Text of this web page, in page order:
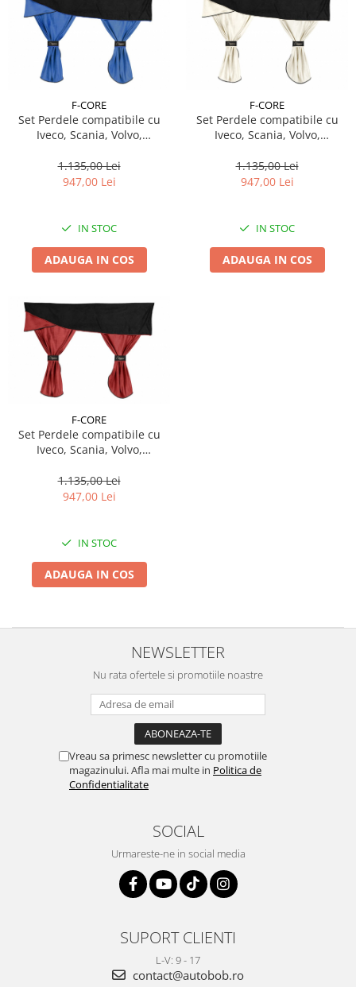
F-CORE
Set Perdele compatibile cu
Iveco, Scania, Volvo,
Ford - ALBASTRU
1.135,00 Lei
947,00 Lei
IN STOC
ADAUGA IN COS
F-CORE
Set Perdele compatibile cu
Iveco, Scania, Volvo,
Ford - CREM
1.135,00 Lei
947,00 Lei
IN STOC
ADAUGA IN COS
F-CORE
Set Perdele compatibile cu
Iveco, Scania, Volvo,
Ford - ROSU
1.135,00 Lei
947,00 Lei
IN STOC
ADAUGA IN COS
NEWSLETTER
Nu rata ofertele si promotiile noastre
Vreau sa primesc newsletter cu promotiile
magazinului. Afla mai multe in Politica de
Confidentialitate
SOCIAL
Urmareste-ne in social media
SUPORT CLIENTI
L-V: 9 - 17
contact@autobob.ro